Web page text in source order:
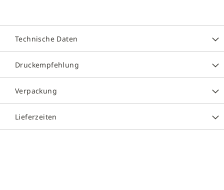
Technische Daten
Druckempfehlung
Verpackung
Lieferzeiten